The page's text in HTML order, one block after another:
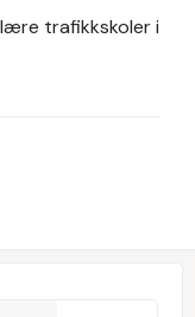
trafikkskoler i